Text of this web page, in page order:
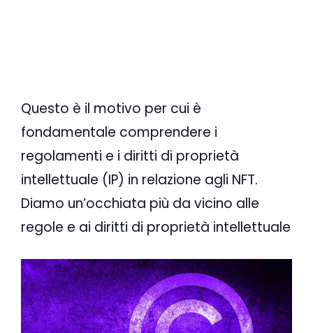
Questo è il motivo per cui è
fondamentale comprendere i
regolamenti e i diritti di proprietà
intellettuale (IP) in relazione agli NFT.
Diamo un’occhiata più da vicino alle
regole e ai diritti di proprietà intellettuale